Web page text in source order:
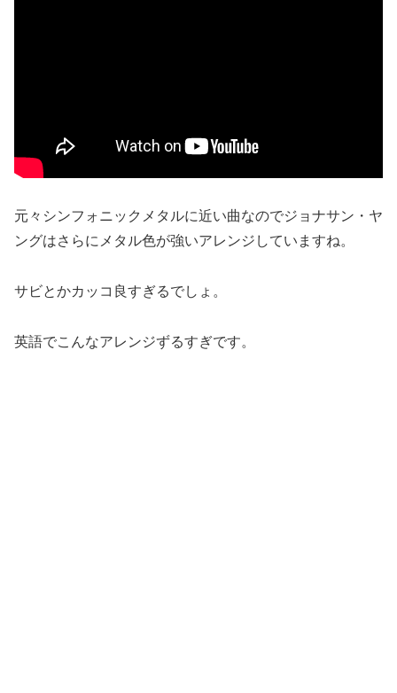
元々シンフォニックメタルに近い曲なのでジョナサン・ヤ
ングはさらにメタル色が強いアレンジしていますね。
サビとかカッコ良すぎるでしょ。
英語でこんなアレンジずるすぎです。